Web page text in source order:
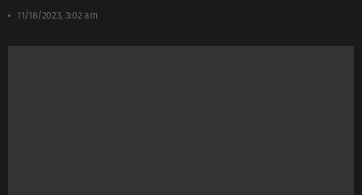
11/18/2023, 3:02 am